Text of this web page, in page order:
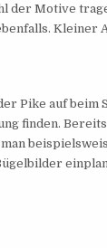
der Motive
Kleiner
Pike auf beim
finden.